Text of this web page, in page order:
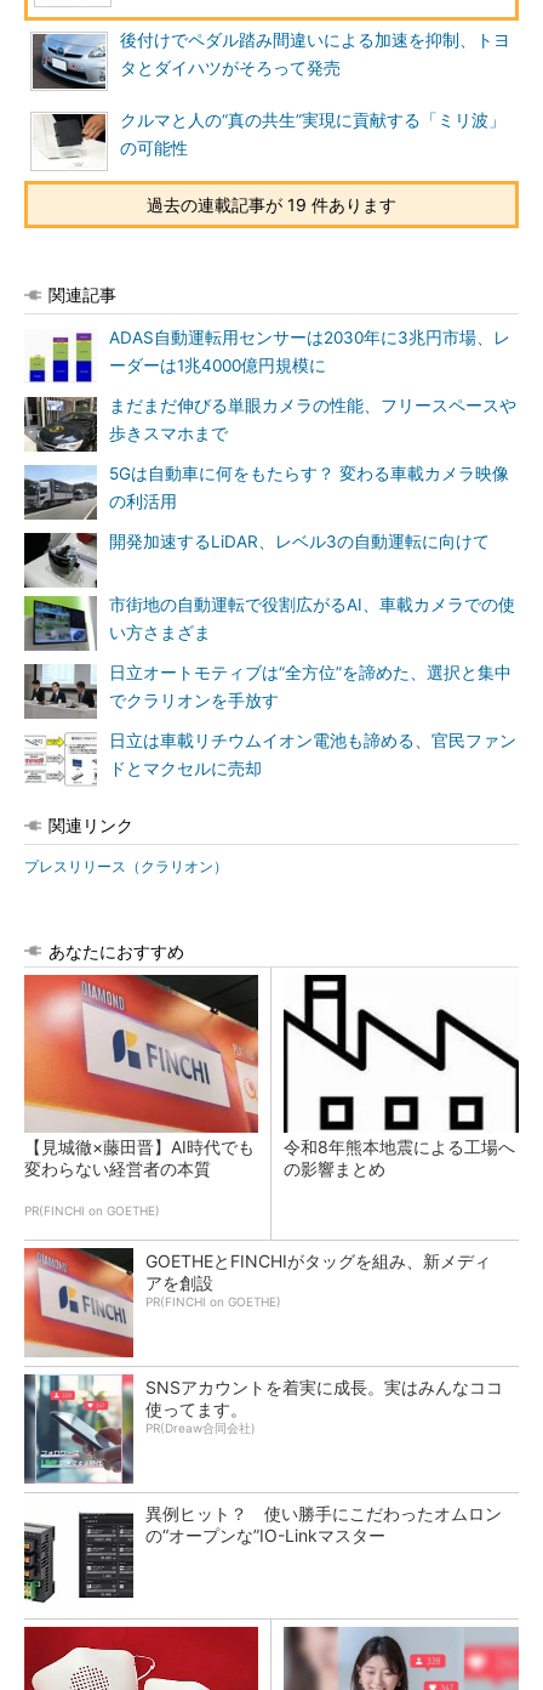
後付けでペダル踏み間違いによる加速を抑制、トヨ
タとダイハツがそろって発売
クルマと人の“真の共生”実現に貢献する「ミリ波」
の可能性
過去の連載記事が 19 件あります
関連記事
ADAS自動運転用センサーは2030年に3兆円市場、レ
ーダーは1兆4000億円規模に
まだまだ伸びる単眼カメラの性能、フリースペースや
歩きスマホまで
5Gは自動車に何をもたらす？ 変わる車載カメラ映像
の利活用
開発加速するLiDAR、レベル3の自動運転に向けて
市街地の自動運転で役割広がるAI、車載カメラでの使
い方さまざま
日立オートモティブは“全方位”を諦めた、選択と集中
でクラリオンを手放す
日立は車載リチウムイオン電池も諦める、官民ファン
ドとマクセルに売却
関連リンク
プレスリリース（クラリオン）
あなたにおすすめ
【見城徹×藤田晋】AI時代でも
変わらない経営者の本質
PR(FINCHI on GOETHE)
令和8年熊本地震による工場へ
の影響まとめ
GOETHEとFINCHIがタッグを組み、新メディ
アを創設
PR(FINCHI on GOETHE)
SNSアカウントを着実に成長。実はみんなココ
使ってます。
PR(Dreaw合同会社)
異例ヒット？ 使い勝手にこだわったオムロン
の“オープンな”IO-Linkマスター